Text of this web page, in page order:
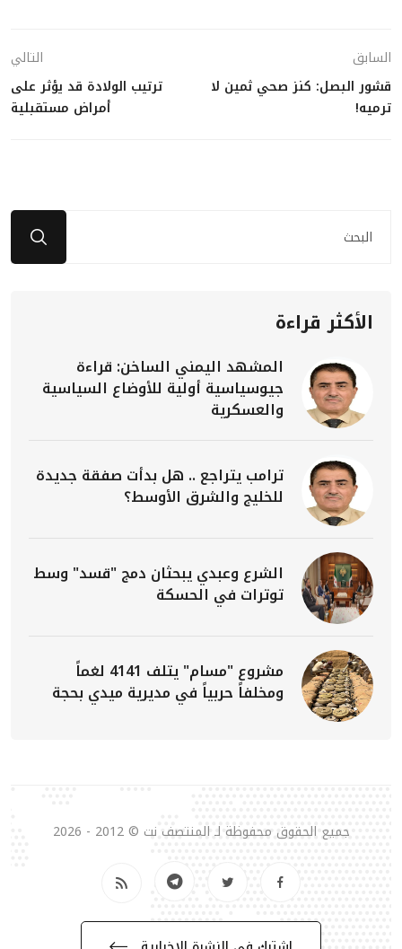
السابق
قشور البصل: كنز صحي ثمين لا
ترميه!
التالي
ترتيب الولادة قد يؤثر على
أمراض مستقبلية
الأكثر قراءة
المشهد اليمني الساخن: قراءة
جيوسياسية أولية للأوضاع السياسية
والعسكرية
ترامب يتراجع .. هل بدأت صفقة جديدة
للخليج والشرق الأوسط؟
الشرع وعبدي يبحثان دمج "قسد" وسط
توترات في الحسكة
مشروع "مسام" يتلف 4141 لغماً
ومخلفاً حربياً في مديرية ميدي بحجة
جميع الحقوق محفوظة لـ المنتصف نت © 2012 - 2026